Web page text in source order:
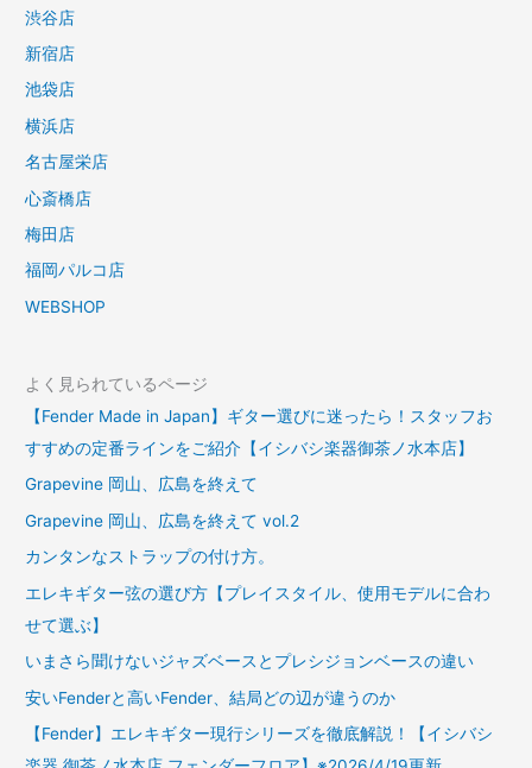
渋谷店
新宿店
池袋店
横浜店
名古屋栄店
心斎橋店
梅田店
福岡パルコ店
WEBSHOP
よく見られているページ
【Fender Made in Japan】ギター選びに迷ったら！スタッフお
すすめの定番ラインをご紹介【イシバシ楽器御茶ノ水本店】
Grapevine 岡山、広島を終えて
Grapevine 岡山、広島を終えて vol.2
カンタンなストラップの付け方。
エレキギター弦の選び方【プレイスタイル、使用モデルに合わ
せて選ぶ】
いまさら聞けないジャズベースとプレシジョンベースの違い
安いFenderと高いFender、結局どの辺が違うのか
【Fender】エレキギター現行シリーズを徹底解説！【イシバシ